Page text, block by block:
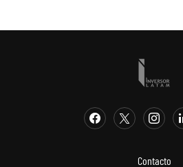
Contacto